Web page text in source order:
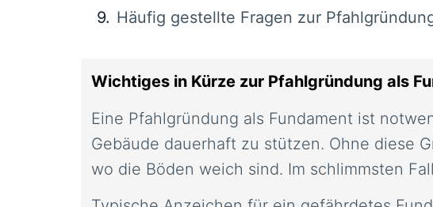
Häufig gestellte Fragen zur
Wichtiges in Kürze zur Pfahlgründung als
Eine Pfahlgründung als Fundament ist
Gebäude dauerhaft zu stützen. Ohne diese
wo die Böden weich sind. Im schlimmsten